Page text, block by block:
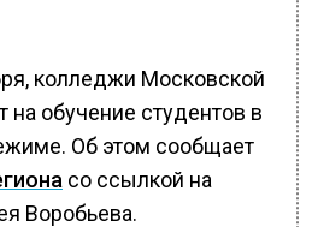
колледжи Московской
на обучение студентов в
Об этом сообщает
со ссылкой на
Воробьева.